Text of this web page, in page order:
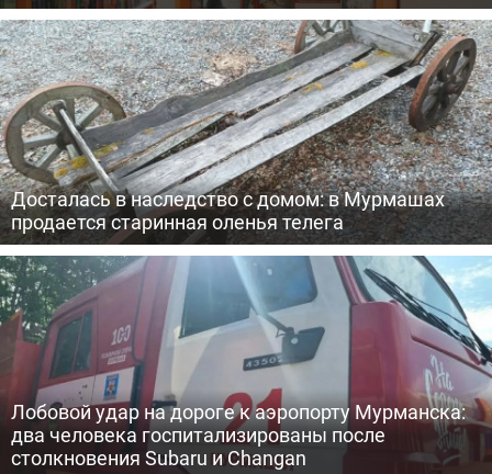
Досталась в наследство с домом: в Мурмашах
продается старинная оленья телега
Лобовой удар на дороге к аэропорту Мурманска:
два человека госпитализированы после
столкновения Subaru и Changan